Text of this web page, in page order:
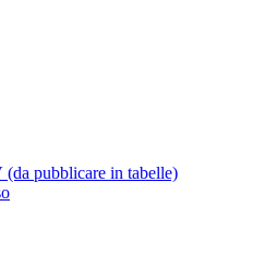
(da pubblicare in tabelle)